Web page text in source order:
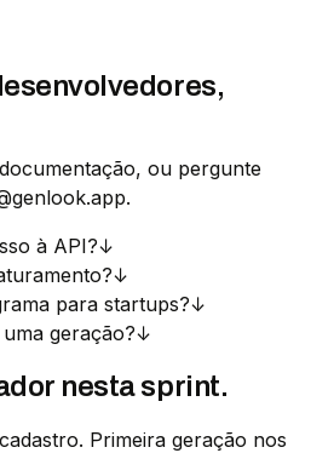
ou pergunte
à API?↓
↓
para startups?↓
geração?↓
nesta sprint.
Primeira geração nos